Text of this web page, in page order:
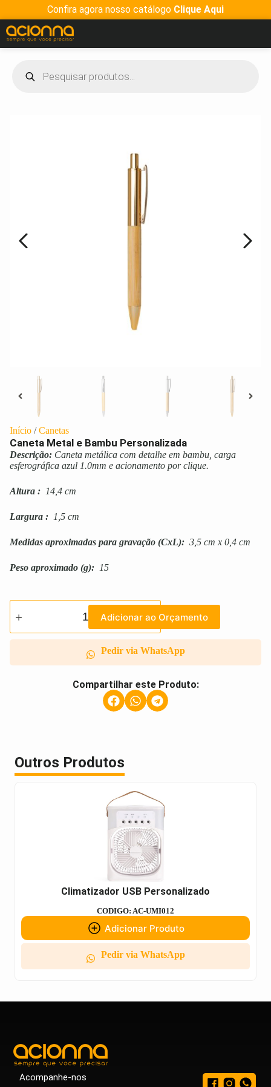
Confira agora nosso catálogo Clique Aqui
Início /Canetas
Caneta Metal e Bambu Personalizada
Descrição: Caneta metálica com detalhe em bambu, carga
esferográfica azul 1.0mm e acionamento por clique.
Altura : 14,4 cm
Largura : 1,5 cm
Medidas aproximadas para gravação (CxL): 3,5 cm x 0,4 cm
Peso aproximado (g): 15
Adicionar ao Orçamento
Pedir via WhatsApp
Compartilhar este Produto:
Outros Produtos
Climatizador USB Personalizado
CODIGO: AC-UMI012
Adicionar Produto
Pedir via WhatsApp
Acompanhe-nos